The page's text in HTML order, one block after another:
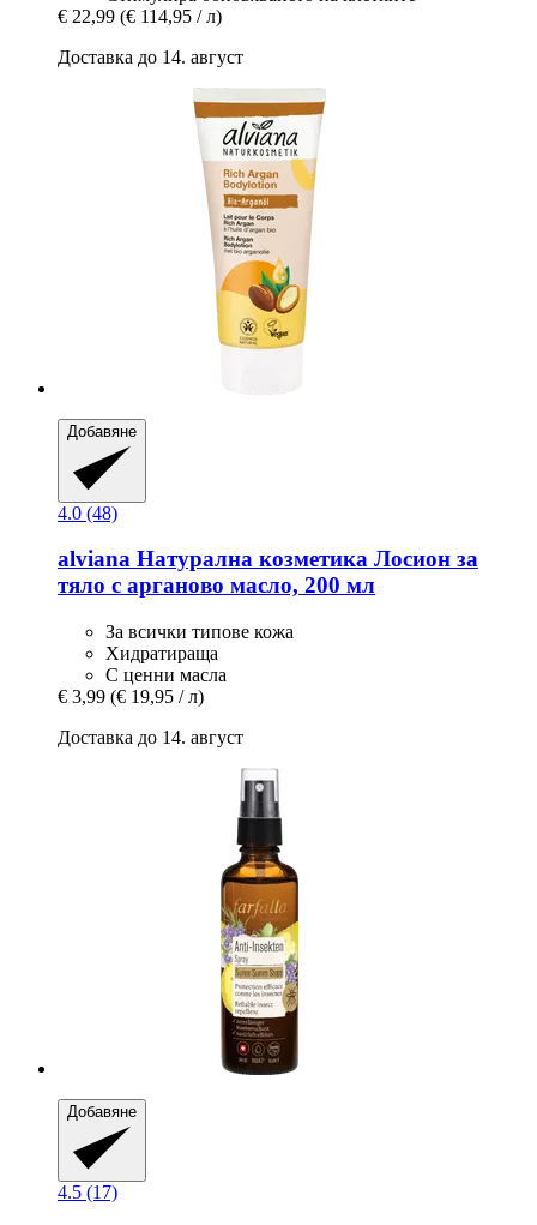
€ 22,99 (€ 114,95 / л)
Доставка до 14. август
Добавяне
4.0 (48)
alviana Натурална козметика Лосион за
тяло с арганово масло, 200 мл
За всички типове кожа
Хидратираща
С ценни масла
€ 3,99 (€ 19,95 / л)
Доставка до 14. август
Добавяне
4.5 (17)